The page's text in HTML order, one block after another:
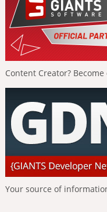
Content Creator?
Your source of